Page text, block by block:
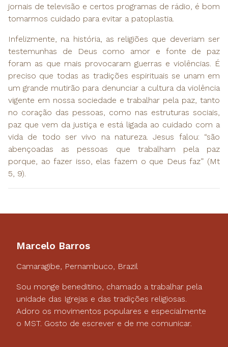
jornais de televisão e certos programas de rádio, é bom
tomarmos cuidado para evitar a patoplastia.
Infelizmente, na história, as religiões que deveriam ser
testemunhas de Deus como amor e fonte de paz
foram as que mais provocaram guerras e violências. É
preciso que todas as tradições espirituais se unam em
um grande mutirão para denunciar a cultura da violência
vigente em nossa sociedade e trabalhar pela paz, tanto
no coração das pessoas, como nas estruturas sociais,
paz que vem da justiça e está ligada ao cuidado com a
vida de todo ser vivo na natureza. Jesus falou: “são
abençoadas as pessoas que trabalham pela paz
porque, ao fazer isso, elas fazem o que Deus faz” (Mt
5, 9).
Marcelo Barros
Camaragibe, Pernambuco, Brazil
Sou monge beneditino, chamado a trabalhar pela
unidade das Igrejas e das tradições religiosas.
Adoro os movimentos populares e especialmente
o MST. Gosto de escrever e de me comunicar.